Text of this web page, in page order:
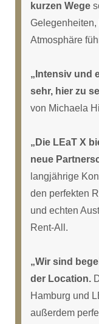
kurzen Wege
Atmosphäre
„Intensiv und
sehr, hier zu
von Michaela
„Die LEaT X
neue
langjährige
den perfekten
und echten
Rent-All.
„Wir sind
der Location.
Hamburg und
außerdem